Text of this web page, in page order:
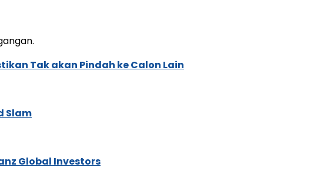
Tak akan Pindah ke Calon Lain
Slam
Global Investors